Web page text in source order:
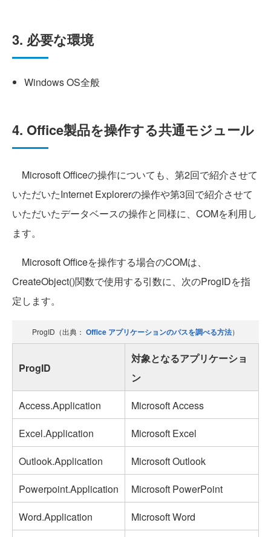
3. 必要な環境
Windows OS全般
4. Office製品を操作する共通モジュール
Microsoft Officeの操作についても、第2回で紹介させて
いただいたInternet Explorerの操作や第3回で紹介させて
いただいたデータベースの操作と同様に、COMを利用し
ます。
Microsoft Officeを操作する場合のCOMは、
CreateObject()関数で使用する引数に、次のProgIDを指
定します。
ProgID（出典： Office アプリケーションのパスを調べる方法）
ProgID
対象となるアプリケーショ
ン
Access.Application
Microsoft Access
Excel.Application
Microsoft Excel
Outlook.Application
Microsoft Outlook
Powerpoint.Application
Microsoft PowerPoint
Word.Application
Microsoft Word